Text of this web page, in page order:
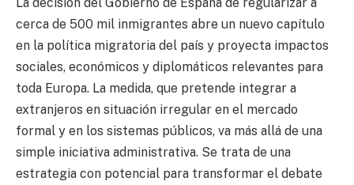
La decisión del Gobierno de España de regularizar a
cerca de 500 mil inmigrantes abre un nuevo capítulo
en la política migratoria del país y proyecta impactos
sociales, económicos y diplomáticos relevantes para
toda Europa. La medida, que pretende integrar a
extranjeros en situación irregular en el mercado
formal y en los sistemas públicos, va más allá de una
simple iniciativa administrativa. Se trata de una
estrategia con potencial para transformar el debate